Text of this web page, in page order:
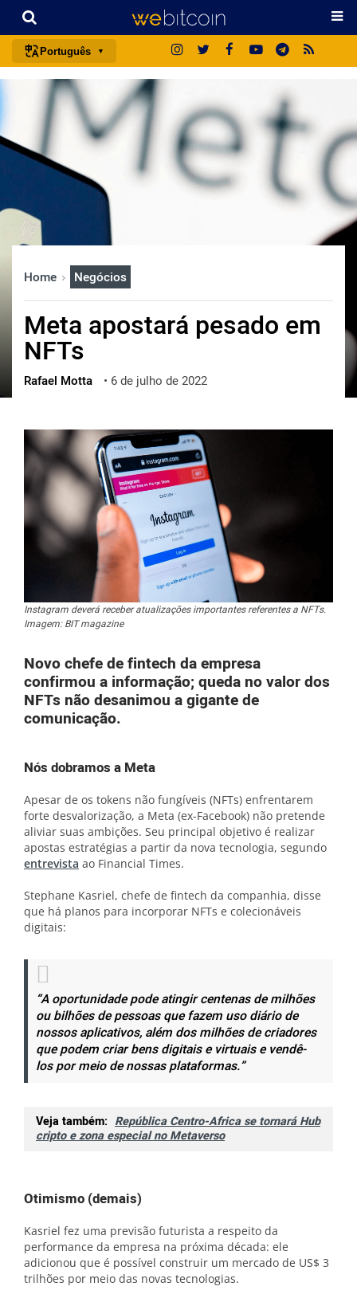
Português
português (BR)
english
español
français
italiano
русский
العربية
ไทย
ქართული
vietnamese
Home Negócios
Meta apostará pesado em
NFTs
Rafael Motta • 6 de julho de 2022
Instagram deverá receber atualizações importantes referentes a NFTs.
Imagem: BIT magazine
Novo chefe de fintech da empresa
confirmou a informação; queda no valor dos
NFTs não desanimou a gigante de
comunicação.
Nós dobramos a Meta
Apesar de os tokens não fungíveis (NFTs) enfrentarem
forte desvalorização, a Meta (ex-Facebook) não pretende
aliviar suas ambições. Seu principal objetivo é realizar
apostas estratégias a partir da nova tecnologia, segundo
entrevista ao Financial Times.
Stephane Kasriel, chefe de fintech da companhia, disse
que há planos para incorporar NFTs e colecionáveis
digitais:
“A oportunidade pode atingir centenas de milhões
ou bilhões de pessoas que fazem uso diário de
nossos aplicativos, além dos milhões de criadores
que podem criar bens digitais e virtuais e vendê-
los por meio de nossas plataformas.”
Veja também: República Centro-Africa se tornará Hub
cripto e zona especial no Metaverso
Otimismo (demais)
Kasriel fez uma previsão futurista a respeito da
performance da empresa na próxima década: ele
adicionou que é possível construir um mercado de US$ 3
trilhões por meio das novas tecnologias.